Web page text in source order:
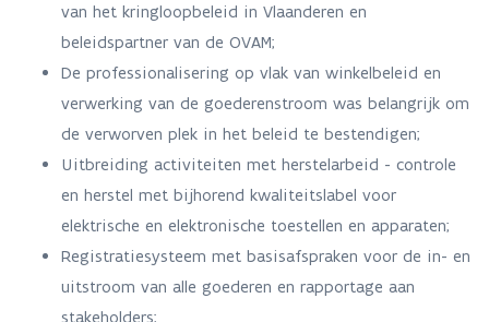
van het kringloopbeleid in Vlaanderen en
beleidspartner van de OVAM;
De professionalisering op vlak van winkelbeleid en
verwerking van de goederenstroom was belangrijk om
de verworven plek in het beleid te bestendigen;
Uitbreiding activiteiten met herstelarbeid - controle
en herstel met bijhorend kwaliteitslabel voor
elektrische en elektronische toestellen en apparaten;
Registratiesysteem met basisafspraken voor de in- en
uitstroom van alle goederen en rapportage aan
stakeholders;